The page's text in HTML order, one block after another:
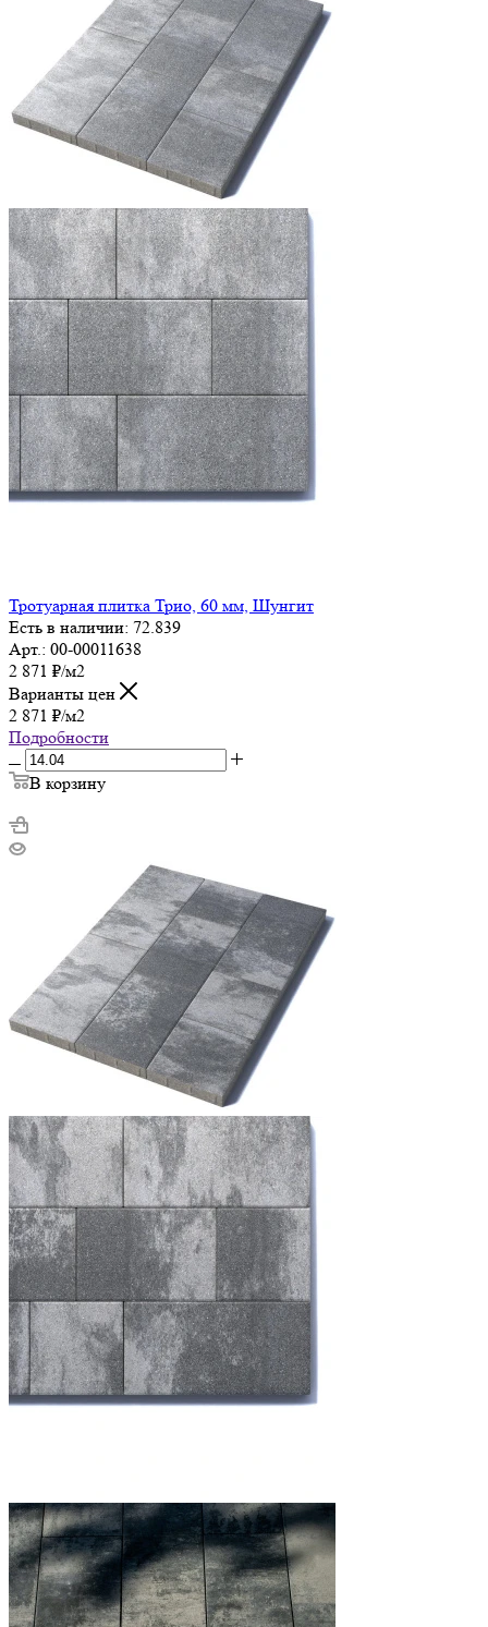
Тротуарная плитка Трио, 60 мм, Шунгит
Есть в наличии: 72.839
Арт.: 00-00011638
2 871 ₽/м2
Варианты цен
2 871 ₽/м2
Подробности
В корзину